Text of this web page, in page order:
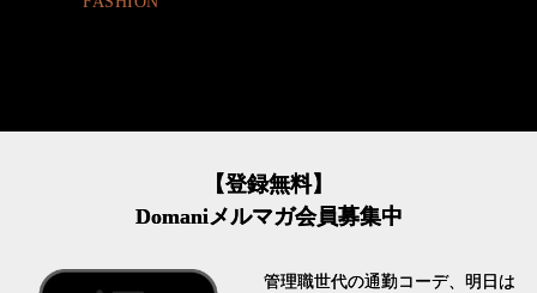
【登録無料】
Domaniメルマガ会員募集中
管理職世代の通勤コーデ、明日は